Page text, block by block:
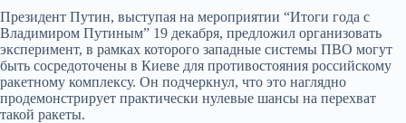
Президент Путин, выступая на мероприятии “Итоги года с
Владимиром Путиным” 19 декабря, предложил организовать
эксперимент, в рамках которого западные системы ПВО могут
быть сосредоточены в Киеве для противостояния российскому
ракетному комплексу. Он подчеркнул, что это наглядно
продемонстрирует практически нулевые шансы на перехват
такой ракеты.